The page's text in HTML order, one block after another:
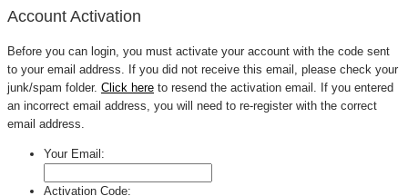
Account Activation
Before you can login, you must activate your account with the code sent
to your email address. If you did not receive this email, please check your
junk/spam folder. Click here to resend the activation email. If you entered
an incorrect email address, you will need to re-register with the correct
email address.
Your Email:
Activation Code: